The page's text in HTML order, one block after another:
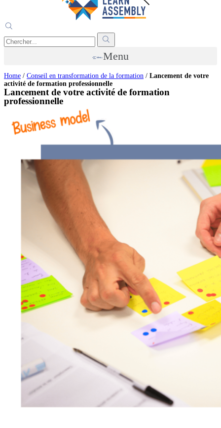
Menu
Home / Conseil en transformation de la formation / Lancement de votre
activité de formation professionnelle
Lancement de votre activité de formation
professionnelle